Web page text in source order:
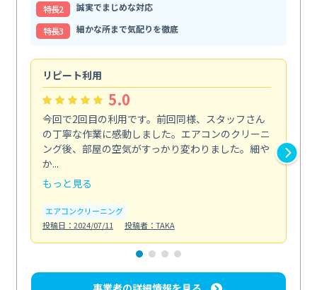
特⻑2
誠実でまじめな対応
特⻑3
細かな所まで気配りを徹底
リピート利用
5.0
今回で2回目の利用です。前回同様、スタッフさん
の丁寧な作業に感動しました。エアコンのクリーニ
ング後、部屋の空気がすっかり変わりました。細や
か...
もっと見る
エアコンクリーニング
投稿日：2024/07/11
投稿者：TAKA